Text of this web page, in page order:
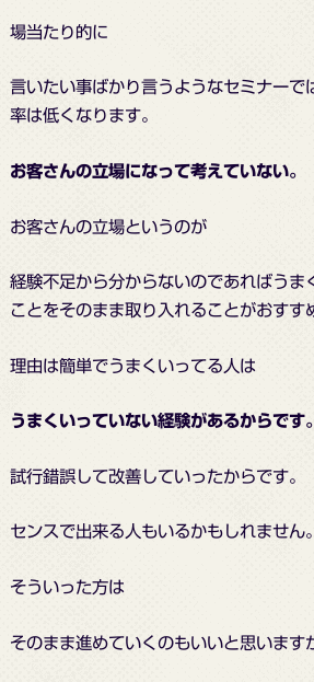
場当たり的に
言いたい事ばかり言うようなセミナーで
率は低くなります。
お客さんの立場になって考えていない。
お客さんの立場というのが
経験不足から分からないのであればうま
ことをそのまま取り入れることがおすす
理由は簡単でうまくいってる人は
うまくいっていない経験があるからです。
試行錯誤して改善していったからです。
センスで出来る人もいるかもしれません。
そういった方は
そのまま進めていくのもいいと思います